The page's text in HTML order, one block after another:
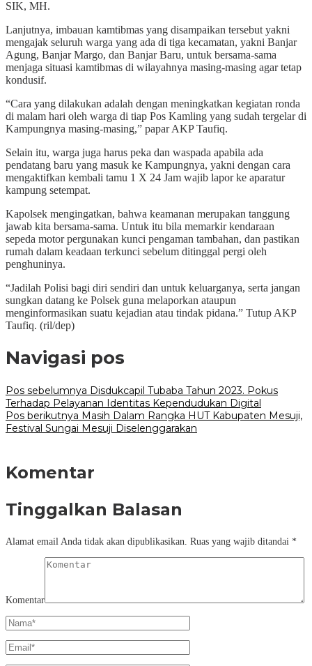
SIK, MH.
Lanjutnya, imbauan kamtibmas yang disampaikan tersebut yakni
mengajak seluruh warga yang ada di tiga kecamatan, yakni Banjar
Agung, Banjar Margo, dan Banjar Baru, untuk bersama-sama
menjaga situasi kamtibmas di wilayahnya masing-masing agar tetap
kondusif.
“Cara yang dilakukan adalah dengan meningkatkan kegiatan ronda
di malam hari oleh warga di tiap Pos Kamling yang sudah tergelar di
Kampungnya masing-masing,” papar AKP Taufiq.
Selain itu, warga juga harus peka dan waspada apabila ada
pendatang baru yang masuk ke Kampungnya, yakni dengan cara
mengaktifkan kembali tamu 1 X 24 Jam wajib lapor ke aparatur
kampung setempat.
Kapolsek mengingatkan, bahwa keamanan merupakan tanggung
jawab kita bersama-sama. Untuk itu bila memarkir kendaraan
sepeda motor pergunakan kunci pengaman tambahan, dan pastikan
rumah dalam keadaan terkunci sebelum ditinggal pergi oleh
penghuninya.
“Jadilah Polisi bagi diri sendiri dan untuk keluarganya, serta jangan
sungkan datang ke Polsek guna melaporkan ataupun
menginformasikan suatu kejadian atau tindak pidana.” Tutup AKP
Taufiq. (ril/dep)
Navigasi pos
Pos sebelumnya Disdukcapil Tubaba Tahun 2023. Pokus
Terhadap Pelayanan Identitas Kependudukan Digital
Pos berikutnya Masih Dalam Rangka HUT Kabupaten Mesuji,
Festival Sungai Mesuji Diselenggarakan
Komentar
Tinggalkan Balasan
Alamat email Anda tidak akan dipublikasikan. Ruas yang wajib ditandai *
Komentar